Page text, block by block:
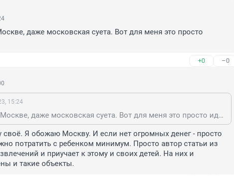
даже московская суета. Вот для меня это просто
+0 –0
15:24
Мне все нравится в Москве, даже московская суета. Вот для меня это просто идеальный город.
Я обожаю Москву. И если нет огромных денег - просто
потратить с ребенком минимум. Просто автор статьи из
и приучает к этому и своих детей. На них и
и такие объекты.